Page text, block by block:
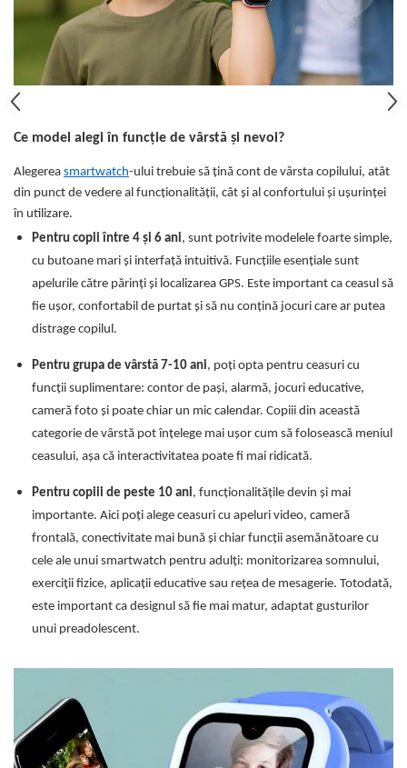
Ce model alegi în funcție de vârstă și nevoi?
Alegerea smartwatch-ului trebuie să țină cont de vârsta copilului, atât
din punct de vedere al funcționalității, cât și al confortului și ușurinței
în utilizare.
Pentru copii între 4 și 6 ani, sunt potrivite modelele foarte simple,
cu butoane mari și interfață intuitivă. Funcțiile esențiale sunt
apelurile către părinți și localizarea GPS. Este important ca ceasul să
fie ușor, confortabil de purtat și să nu conțină jocuri care ar putea
distrage copilul.
Pentru grupa de vârstă 7-10 ani, poți opta pentru ceasuri cu
funcții suplimentare: contor de pași, alarmă, jocuri educative,
cameră foto și poate chiar un mic calendar. Copiii din această
categorie de vârstă pot înțelege mai ușor cum să folosească meniul
ceasului, așa că interactivitatea poate fi mai ridicată.
Pentru copiii de peste 10 ani, funcționalitățile devin și mai
importante. Aici poți alege ceasuri cu apeluri video, cameră
frontală, conectivitate mai bună și chiar funcții asemănătoare cu
cele ale unui smartwatch pentru adulți: monitorizarea somnului,
exerciții fizice, aplicații educative sau rețea de mesagerie. Totodată,
este important ca designul să fie mai matur, adaptat gusturilor
unui preadolescent.